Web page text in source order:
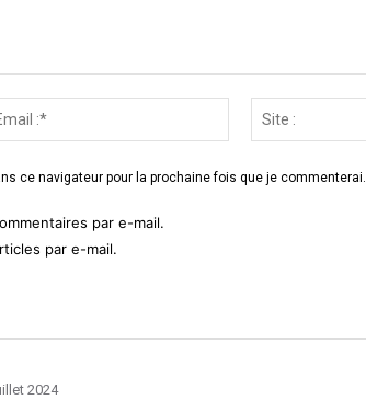
ce navigateur pour la prochaine fois que je commenterai.
par e-mail.
par e-mail.
2024